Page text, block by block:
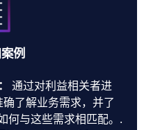
例
通过对利益相关者进
了解业务需求，并了
何与这些需求相匹配。.